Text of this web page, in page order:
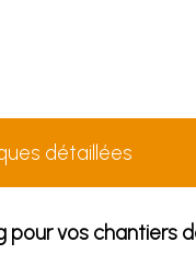
détaillées
pour vos chantiers